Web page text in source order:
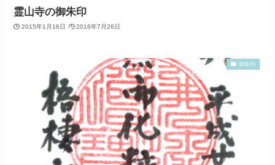
霊山寺の御朱印
2015年1月16日 2016年7月26日
御朱印